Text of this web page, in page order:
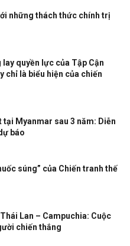
những thách thức chính trị
quyền lực của Tập Cận
chỉ là biểu hiện của chiến
tại Myanmar sau 3 năm: Diễn
báo
súng” của Chiến tranh thế
Lan – Campuchia: Cuộc
chiến thắng